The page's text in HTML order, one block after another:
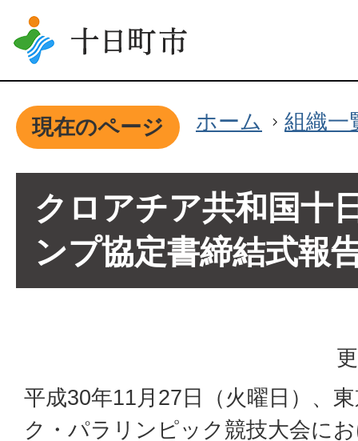
現在のページ ホーム 組織一
クロアチア共和国十
ンプ協定書締結式報
平成30年11月27日（火曜日）、
ク・パラリンピック競技大会に